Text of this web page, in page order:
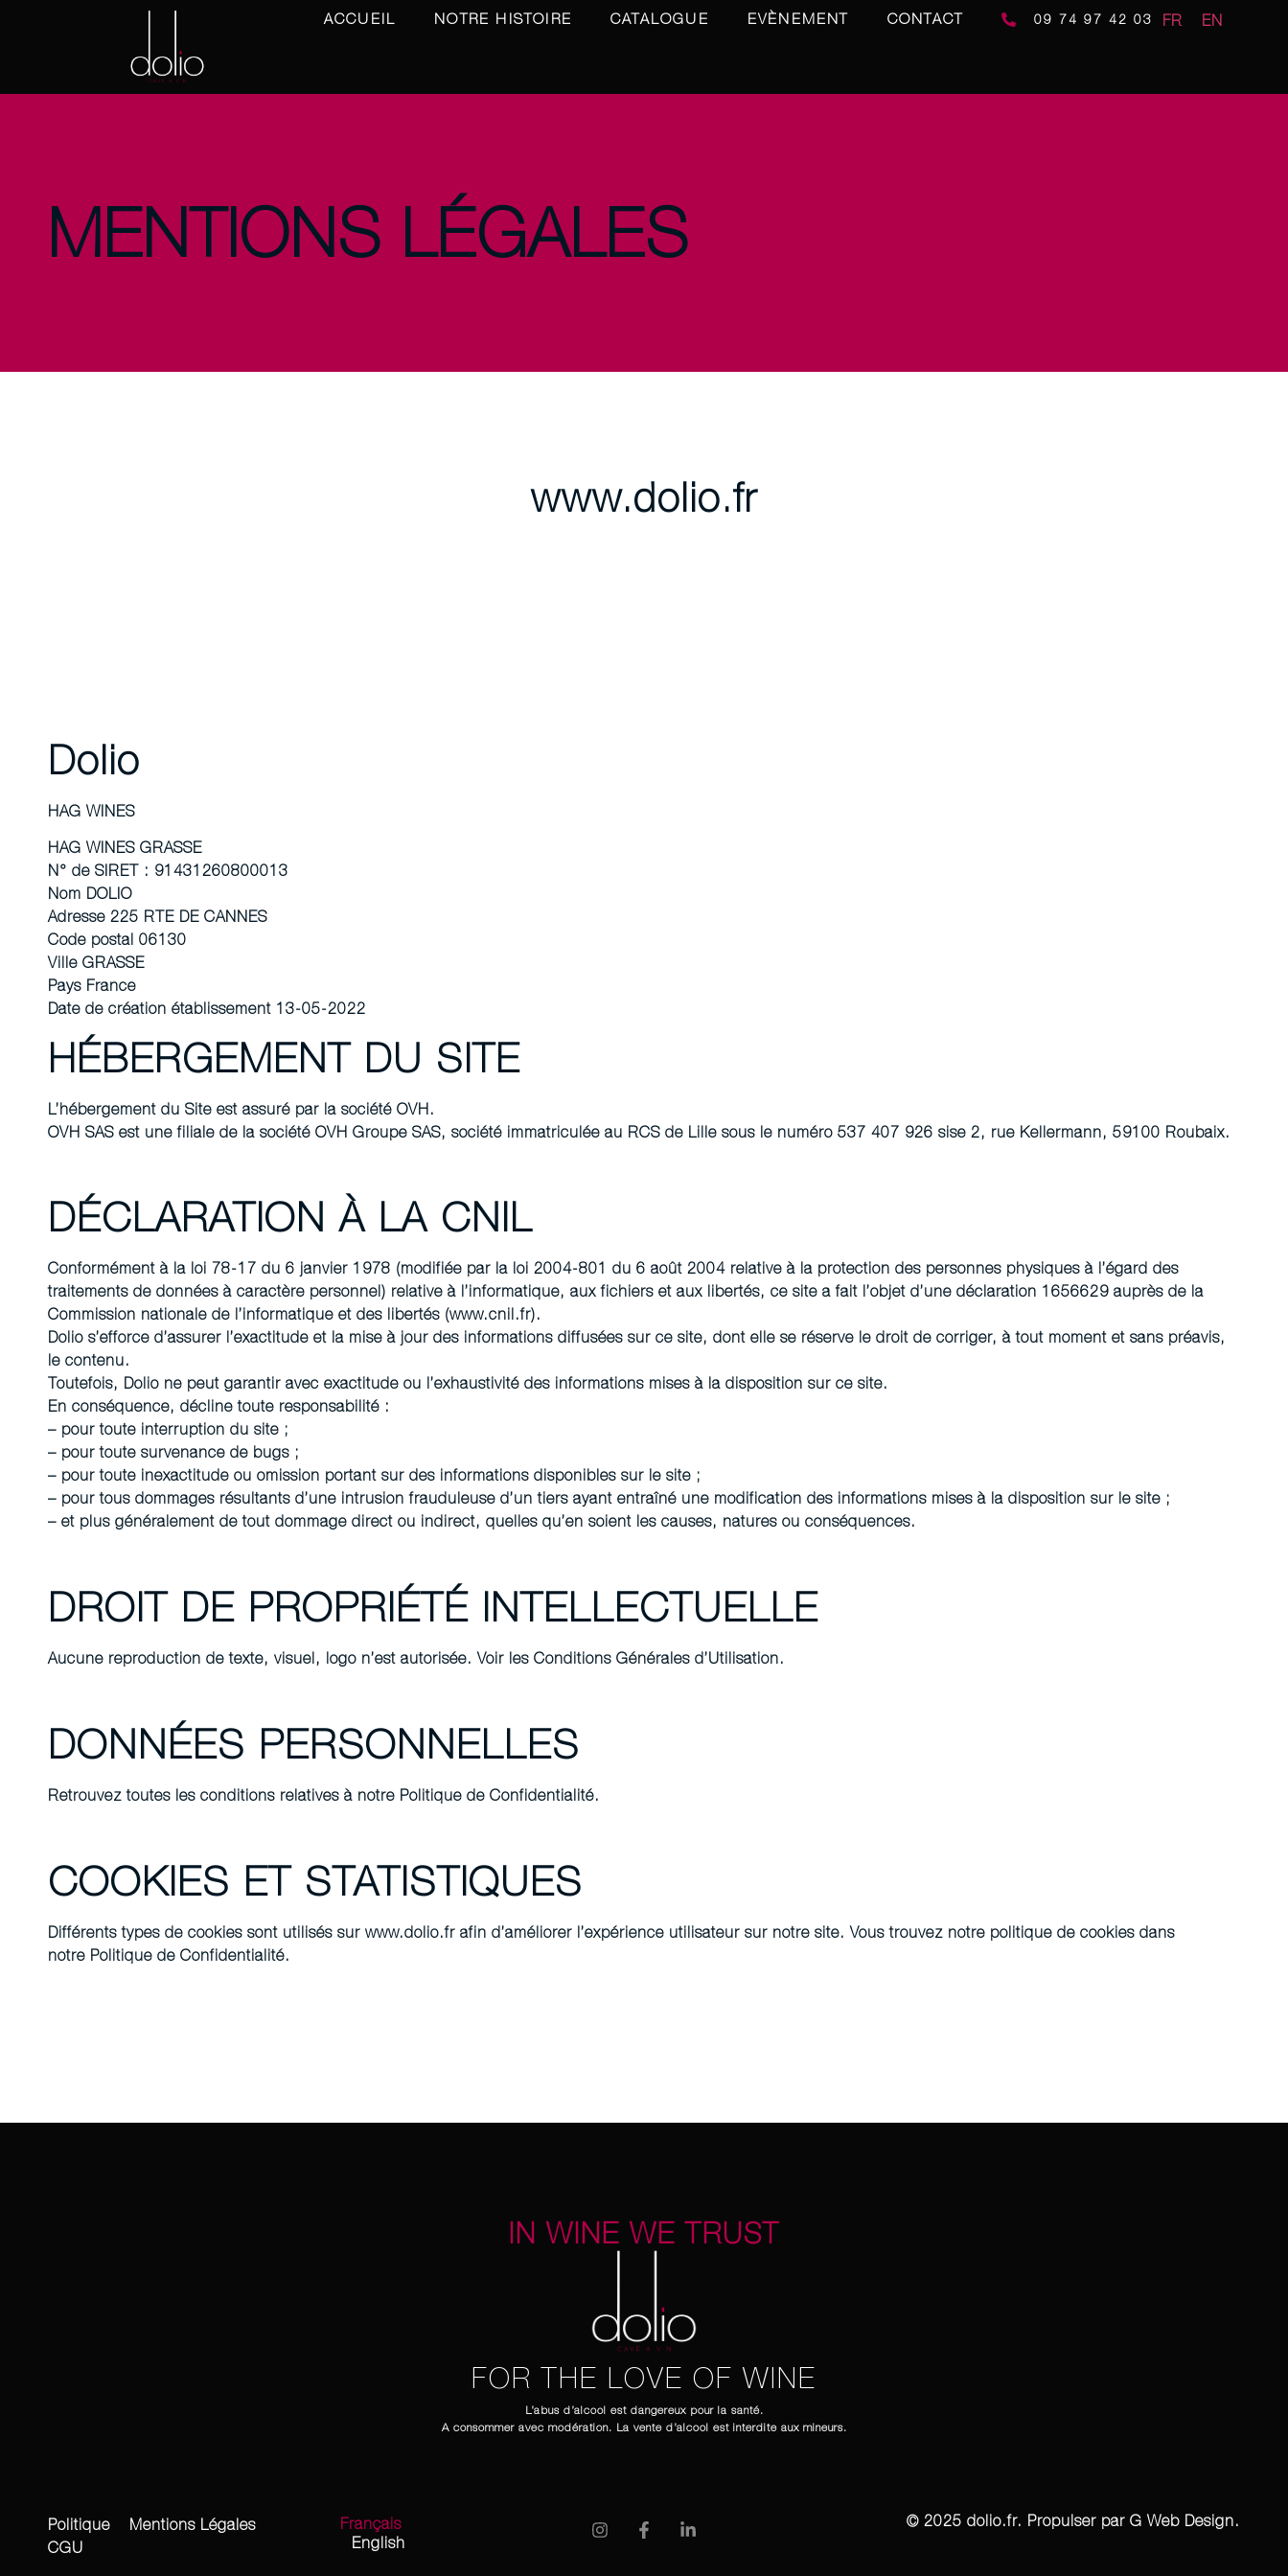
ACCUEIL NOTRE HISTOIRE CATALOGUE EVÈNEMENT CONTACT 09 74 97 42 03 FR EN
MENTIONS LÉGALES
www.dolio.fr
Dolio
HAG WINES
HAG WINES GRASSE
N° de SIRET : 91431260800013
Nom DOLIO
Adresse 225 RTE DE CANNES
Code postal 06130
Ville GRASSE
Pays France
Date de création établissement 13-05-2022
HÉBERGEMENT DU SITE
L’hébergement du Site est assuré par la société OVH.
OVH SAS est une filiale de la société OVH Groupe SAS, société immatriculée au RCS de Lille sous le numéro 537 407 926 sise 2, rue Kellermann, 59100 Roubaix.
DÉCLARATION À LA CNIL
Conformément à la loi 78-17 du 6 janvier 1978 (modifiée par la loi 2004-801 du 6 août 2004 relative à la protection des personnes physiques à l’égard des
traitements de données à caractère personnel) relative à l’informatique, aux fichiers et aux libertés, ce site a fait l’objet d’une déclaration 1656629 auprès de la
Commission nationale de l’informatique et des libertés (www.cnil.fr).
Dolio s’efforce d’assurer l’exactitude et la mise à jour des informations diffusées sur ce site, dont elle se réserve le droit de corriger, à tout moment et sans préavis,
le contenu.
Toutefois, Dolio ne peut garantir avec exactitude ou l’exhaustivité des informations mises à la disposition sur ce site.
En conséquence, décline toute responsabilité :
– pour toute interruption du site ;
– pour toute survenance de bugs ;
– pour toute inexactitude ou omission portant sur des informations disponibles sur le site ;
– pour tous dommages résultants d’une intrusion frauduleuse d’un tiers ayant entraîné une modification des informations mises à la disposition sur le site ;
– et plus généralement de tout dommage direct ou indirect, quelles qu’en soient les causes, natures ou conséquences.
DROIT DE PROPRIÉTÉ INTELLECTUELLE
Aucune reproduction de texte, visuel, logo n’est autorisée. Voir les Conditions Générales d’Utilisation.
DONNÉES PERSONNELLES
Retrouvez toutes les conditions relatives à notre Politique de Confidentialité.
COOKIES ET STATISTIQUES
Différents types de cookies sont utilisés sur www.dolio.fr afin d’améliorer l’expérience utilisateur sur notre site. Vous trouvez notre politique de cookies dans
notre Politique de Confidentialité.
IN WINE WE TRUST
FOR THE LOVE OF WINE
L’abus d’alcool est dangereux pour la santé.
A consommer avec modération. La vente d’alcool est interdite aux mineurs.
Politique
Mentions Légales
CGU
Français
English
© 2025 dolio.fr. Propulser par G Web Design.